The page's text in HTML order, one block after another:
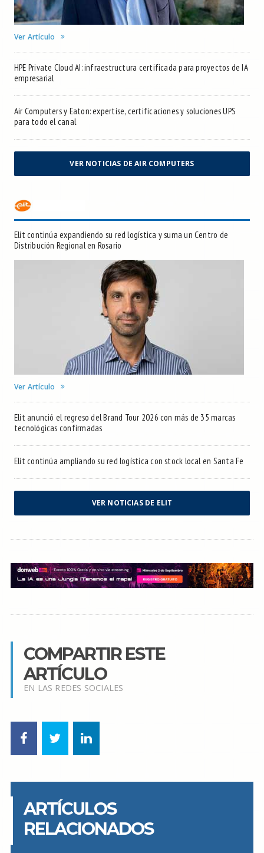
Ver Artículo
HPE Private Cloud AI: infraestructura certificada para proyectos de IA
empresarial
Air Computers y Eaton: expertise, certificaciones y soluciones UPS
para todo el canal
VER NOTICIAS DE AIR COMPUTERS
Elit continúa expandiendo su red logística y suma un Centro de
Distribución Regional en Rosario
Ver Artículo
Elit anunció el regreso del Brand Tour 2026 con más de 35 marcas
tecnológicas confirmadas
Elit continúa ampliando su red logística con stock local en Santa Fe
VER NOTICIAS DE ELIT
COMPARTIR ESTE
ARTÍCULO
EN LAS REDES SOCIALES
ARTÍCULOS
RELACIONADOS